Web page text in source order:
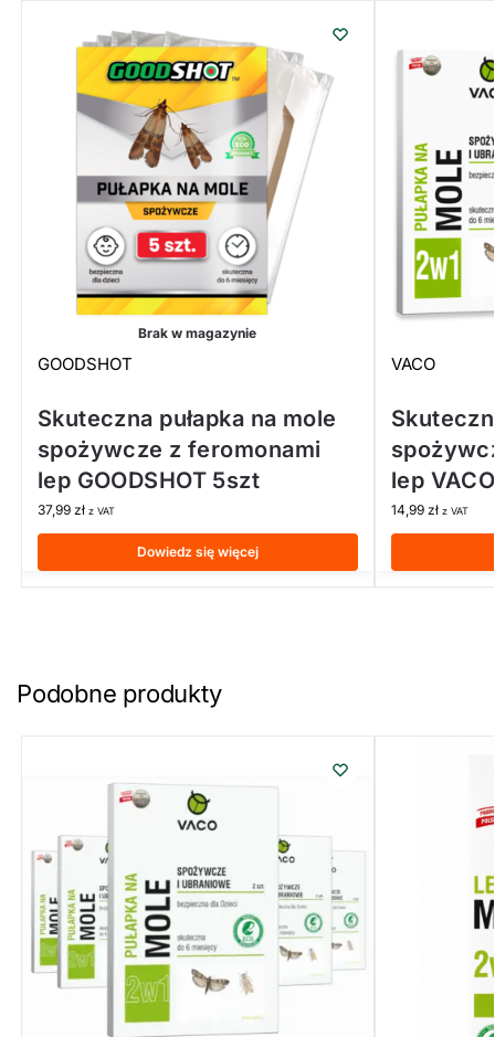
Brak w magazynie
GOODSHOT
Skuteczna pułapka na mole
spożywcze z feromonami
lep GOODSHOT 5szt
37,99 zł z VAT
Dowiedz się więcej
VACO
lep
14,99 zł z VAT
Podobne produkty